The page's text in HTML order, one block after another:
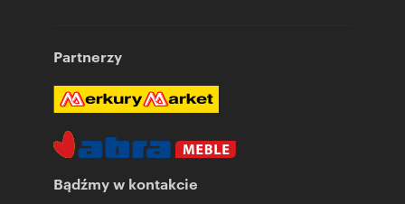
Partnerzy
Bądźmy w kontakcie